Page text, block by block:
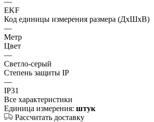
EKF
Код единицы измерения размера (ДхШхВ)
—
Метр
Цвет
—
Светло-серый
Степень защиты IP
—
IP31
Все характеристики
Единица измерения: штук
Рассчитать доставку